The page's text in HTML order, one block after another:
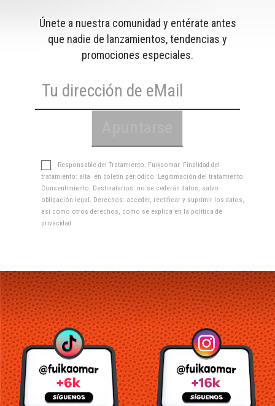
Únete a nuestra comunidad y entérate antes
que nadie de lanzamientos, tendencias y
promociones especiales.
Responsable del Tratamiento: Fuikaomar. Finalidad del
tratamiento: alta en boletín periódico. Legitimación del tratamiento:
Consentimiento. Destinatarios: no se cederán datos, salvo
obligación legal. Derechos: acceder, rectificar y suprimir los datos,
así como otros derechos, como se explica en la política de
privacidad.